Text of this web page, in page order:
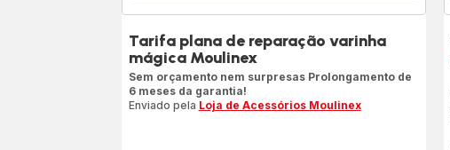
Tarifa plana de reparação varinha
mágica Moulinex
Sem orçamento nem surpresas Prolongamento de
6 meses da garantia!
Enviado pela Loja de Acessórios Moulinex